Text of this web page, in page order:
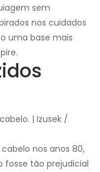
sem
nos cuidados
uma base mais
| Izusek /
nos anos 80,
fosse tão prejudicial